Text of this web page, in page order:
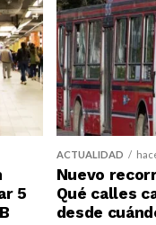
5
ACTUALIDAD
Nuevo
Qué calles
desde